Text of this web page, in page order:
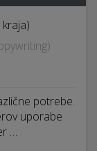
potrebe.
uporabe
…